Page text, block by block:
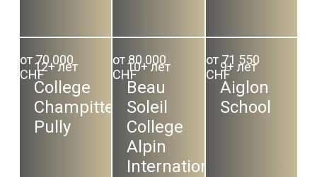
12+ лет
College
Champittet
Pully
от 70 000
CHF
10+ лет
Beau
Soleil
College
Alpin
International
от 80 000
CHF
9+ лет
Aiglon
School
от 71 550
CHF